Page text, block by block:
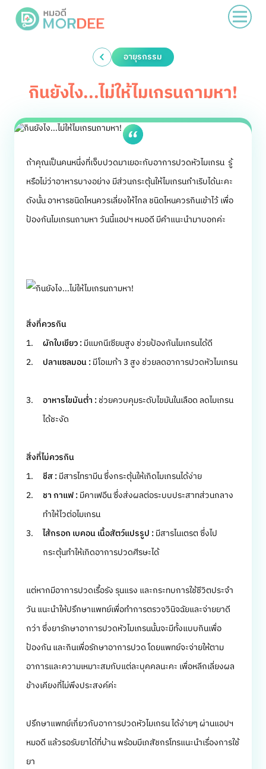
อายุรกรรม
กินยังไง...ไม่ให้ไมเกรนถามหา!
ถ้าคุณเป็นคนหนึ่งที่เจ็บปวดมาเยอะกับอาการปวดหัวไมเกรน รู้
หรือไม่ว่าอาหารบางอย่าง มีส่วนกระตุ้นให้ไมเกรนกำเริบได้นะคะ
ดังนั้น อาหารชนิดไหนควรเลี่ยงให้ไกล ชนิดไหนควรกินเข้าไว้ เพื่อ
ป้องกันไมเกรนถามหา วันนี้แอปฯ หมอดี มีคำแนะนำมาบอกค่ะ
สิ่งที่ควรกิน
ผักใบเขียว : มีแมกนีเซียมสูง ช่วยป้องกันไมเกรนได้ดี
ปลาแซลมอน : มีโอเมก้า 3 สูง ช่วยลดอาการปวดหัวไมเกรน
อาหารไขมันต่ำ : ช่วยควบคุมระดับไขมันในเลือด ลดไมเกรน
ได้ชะงัด
สิ่งที่ไม่ควรกิน
ชีส : มีสารไทรามีน ซึ่งกระตุ้นให้เกิดไมเกรนได้ง่าย
ชา กาแฟ : มีคาเฟอีน ซึ่งส่งผลต่อระบบประสาทส่วนกลาง
ทำให้ไวต่อไมเกรน
ไส้กรอก เบคอน เนื้อสัตว์แปรรูป : มีสารไนเตรต ซึ่งไป
กระตุ้นทำให้เกิดอาการปวดศีรษะได้
แต่หากมีอาการปวดเรื้อรัง รุนแรง และกระทบการใช้ชีวิตประจำ
วัน แนะนำให้ปรึกษาแพทย์เพื่อทำการตรวจวินิจฉัยและจ่ายยาดี
กว่า ซึ่งยารักษาอาการปวดหัวไมเกรนนั้นจะมีทั้งแบบกินเพื่อ
ป้องกัน และกินเพื่อรักษาอาการปวด โดยแพทย์จะจ่ายให้ตาม
อาการและความเหมาะสมกับแต่ละบุคคลนะคะ เพื่อหลีกเลี่ยงผล
ข้างเคียงที่ไม่พึงประสงค์ค่ะ
ปรึกษาแพทย์เกี่ยวกับอาการปวดหัวไมเกรน ได้ง่ายๆ ผ่านแอปฯ
หมอดี แล้วรอรับยาได้ที่บ้าน พร้อมมีเภสัชกรโทรแนะนำเรื่องการใช้
ยา